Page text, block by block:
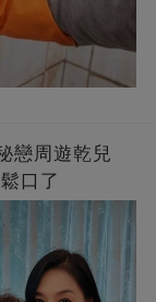
戀周遊乾兒
口了